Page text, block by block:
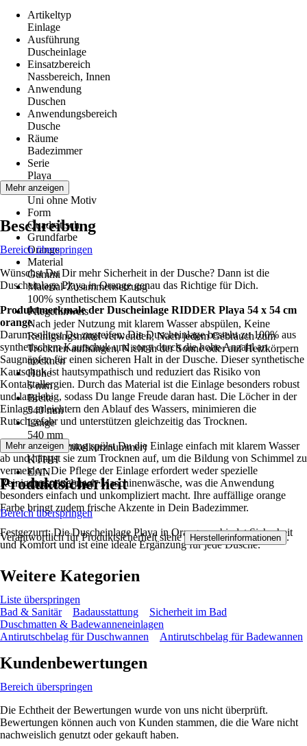
Artikeltyp
Einlage
Ausführung
Duscheinlage
Einsatzbereich
Nassbereich, Innen
Anwendung
Duschen
Anwendungsbereich
Dusche
Räume
Badezimmer
Serie
Playa
Motiv
Uni ohne Motiv
Form
Quadratisch
Grundfarbe
Orange
Material
Gummi
Material-Zusammensetzung
100% synthetischem Kautschuk
Pflegehinweis
Nach jeder Nutzung mit klarem Wasser abspülen, Keine
Reinigungsmittel verwenden, Nach jedem Gebrauch zum
Trocknen aufhängen, Nicht in der Sonne oder auf Heizkörpern
trocknen
Höhe
5 mm
Breite
540 mm
Länge
540 mm
AKN (Artikelkurznummer)
KTHH
EAN
4006956684147
Mehr anzeigen
Beschreibung
Bereich überspringen
Wünschst Du Dir mehr Sicherheit in der Dusche? Dann ist die
Duscheinlage Playa in Orange genau das Richtige für Dich.
Produktmerkmale der Duscheinlage RIDDER Playa 54 x 54 cm
orange
Darum solltest Du zugreifen: Die Duscheinlage besteht zu 100% aus
synthetischem Kautschuk und sorgt durch die hohe Anzahl an
Saugnäpfen für einen sicheren Halt in der Dusche. Dieser synthetische
Kautschuk ist hautsympathisch und reduziert das Risiko von
Kontaktallergien. Durch das Material ist die Einlage besonders robust
und langlebig, sodass Du lange Freude daran hast. Die Löcher in der
Einlage erleichtern den Ablauf des Wassers, minimieren die
Rutschgefahr und unterstützen gleichzeitig das Trocknen.
Nach jeder Nutzung spülst Du die Einlage einfach mit klarem Wasser
ab und hängst sie zum Trocknen auf, um die Bildung von Schimmel zu
vermeiden. Die Pflege der Einlage erfordert weder spezielle
Reinigungsmittel noch Maschinenwäsche, was die Anwendung
besonders einfach und unkompliziert macht. Ihre auffällige orange
Farbe bringt zudem frische Akzente in Dein Badezimmer.
Festgezurrt: Die Duscheinlage Playa in Orange verbindet Sicherheit
und Komfort und ist eine ideale Ergänzung für jede Dusche.
Mehr anzeigen
Produktsicherheit
Bereich überspringen
Verantwortlich für Produktsicherheit siehe Herstellerinformationen .
Weitere Kategorien
Liste überspringen
Bad & Sanitär
Badausstattung
Sicherheit im Bad
Duschmatten & Badewanneneinlagen
Antirutschbelag für Duschwannen
Antirutschbelag für Badewannen
Kundenbewertungen
Bereich überspringen
Die Echtheit der Bewertungen wurde von uns nicht überprüft.
Bewertungen können auch von Kunden stammen, die die Ware nicht
nachweislich genutzt oder gekauft haben.